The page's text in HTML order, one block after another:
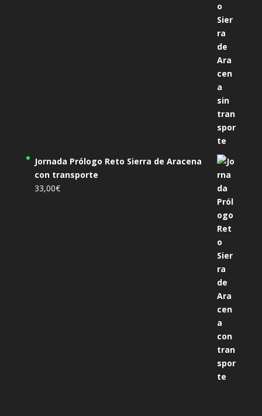
Jornada Prólogo Reto Sierra de Aracena
con transporte
33,00€